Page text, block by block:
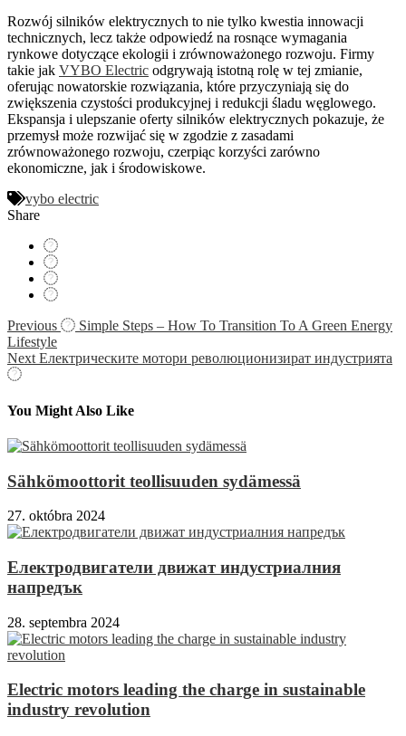
Rozwój silników elektrycznych to nie tylko kwestia innowacji
technicznych, lecz także odpowiedź na rosnące wymagania
rynkowe dotyczące ekologii i zrównoważonego rozwoju. Firmy
takie jak VYBO Electric odgrywają istotną rolę w tej zmianie,
oferując nowatorskie rozwiązania, które przyczyniają się do
zwiększenia czystości produkcyjnej i redukcji śladu węglowego.
Ekspansja i ulepszanie oferty silników elektrycznych pokazuje, że
przemysł może rozwijać się w zgodzie z zasadami
zrównoważonego rozwoju, czerpiąc korzyści zarówno
ekonomiczne, jak i środowiskowe.
vybo electric
Share
Navigácia
v
článku
Previous
Simple Steps – How To Transition To A Green Energy
Lifestyle
Next Електрическите мотори революционизират индустрията
You Might Also Like
Sähkömoottorit teollisuuden sydämessä
27. októbra 2024
Електродвигатели движат индустриалния
напредък
28. septembra 2024
Electric motors leading the charge in sustainable
industry revolution